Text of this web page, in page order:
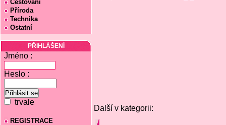
Cestování
Příroda
Technika
Ostatní
PŘIHLÁŠENÍ
Jméno :
Heslo :
trvale
REGISTRACE
Další v kategorii: